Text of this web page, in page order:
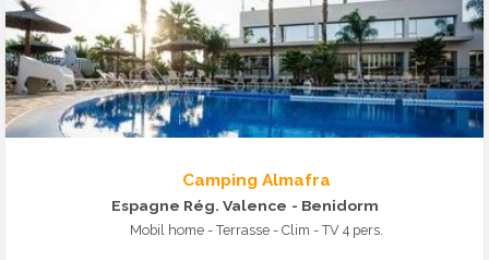
Camping Almafra
Espagne Rég. Valence - Benidorm
Mobil home - Terrasse - Clim - TV 4 pers.